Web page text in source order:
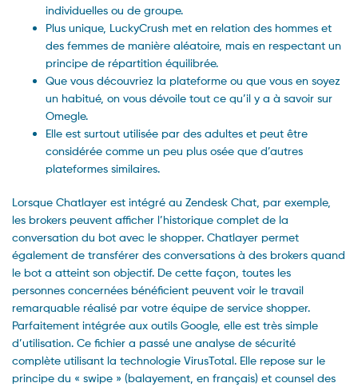
individuelles ou de groupe.
Plus unique, LuckyCrush met en relation des hommes et
des femmes de manière aléatoire, mais en respectant un
principe de répartition équilibrée.
Que vous découvriez la plateforme ou que vous en soyez
un habitué, on vous dévoile tout ce qu’il y a à savoir sur
Omegle.
Elle est surtout utilisée par des adultes et peut être
considérée comme un peu plus osée que d’autres
plateformes similaires.
Lorsque Chatlayer est intégré au Zendesk Chat, par exemple,
les brokers peuvent afficher l’historique complet de la
conversation du bot avec le shopper. Chatlayer permet
également de transférer des conversations à des brokers quand
le bot a atteint son objectif. De cette façon, toutes les
personnes concernées bénéficient peuvent voir le travail
remarquable réalisé par votre équipe de service shopper.
Parfaitement intégrée aux outils Google, elle est très simple
d’utilisation. Ce fichier a passé une analyse de sécurité
complète utilisant la technologie VirusTotal. Elle repose sur le
principe du « swipe » (balayement, en français) et counsel des